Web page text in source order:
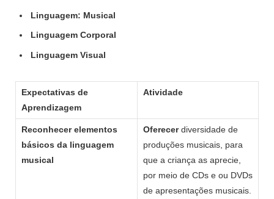
Linguagem: Musical
Linguagem Corporal
Linguagem Visual
Expectativas de
Aprendizagem
Atividade
Reconhecer elementos
básicos da linguagem
musical
Oferecerdiversidade de
produções musicais, para
que a criança as aprecie,
por meio de CDs e ou DVDs
de apresentações musicais.